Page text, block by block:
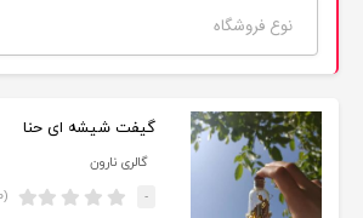
نوع فروشگاه
گیفت شیشه ای حنا
گالری نارون
- (۰)